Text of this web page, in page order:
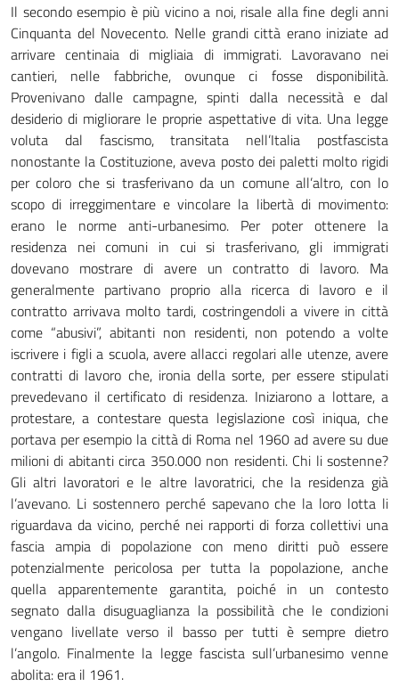
Il secondo esempio è più vicino a noi, risale alla fine degli anni
Cinquanta del Novecento. Nelle grandi città erano iniziate ad
arrivare centinaia di migliaia di immigrati. Lavoravano nei
cantieri, nelle fabbriche, ovunque ci fosse disponibilità.
Provenivano dalle campagne, spinti dalla necessità e dal
desiderio di migliorare le proprie aspettative di vita. Una legge
voluta dal fascismo, transitata nell’Italia postfascista
nonostante la Costituzione, aveva posto dei paletti molto rigidi
per coloro che si trasferivano da un comune all’altro, con lo
scopo di irreggimentare e vincolare la libertà di movimento:
erano le norme anti-urbanesimo. Per poter ottenere la
residenza nei comuni in cui si trasferivano, gli immigrati
dovevano mostrare di avere un contratto di lavoro. Ma
generalmente partivano proprio alla ricerca di lavoro e il
contratto arrivava molto tardi, costringendoli a vivere in città
come “abusivi”, abitanti non residenti, non potendo a volte
iscrivere i figli a scuola, avere allacci regolari alle utenze, avere
contratti di lavoro che, ironia della sorte, per essere stipulati
prevedevano il certificato di residenza. Iniziarono a lottare, a
protestare, a contestare questa legislazione così iniqua, che
portava per esempio la città di Roma nel 1960 ad avere su due
milioni di abitanti circa 350.000 non residenti. Chi li sostenne?
Gli altri lavoratori e le altre lavoratrici, che la residenza già
l’avevano. Li sostennero perché sapevano che la loro lotta li
riguardava da vicino, perché nei rapporti di forza collettivi una
fascia ampia di popolazione con meno diritti può essere
potenzialmente pericolosa per tutta la popolazione, anche
quella apparentemente garantita, poiché in un contesto
segnato dalla disuguaglianza la possibilità che le condizioni
vengano livellate verso il basso per tutti è sempre dietro
l’angolo. Finalmente la legge fascista sull’urbanesimo venne
abolita: era il 1961.